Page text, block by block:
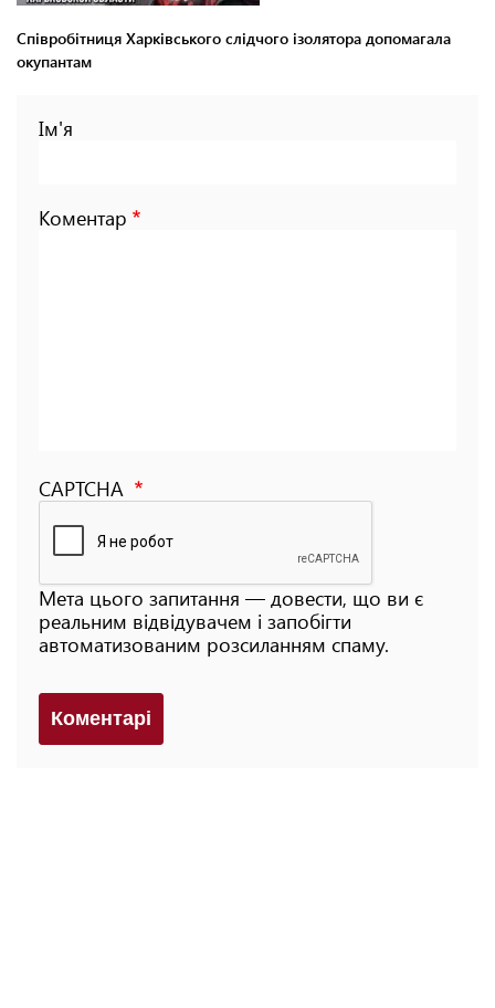
Співробітниця Харківського слідчого ізолятора допомагала
окупантам
Ім'я
Коментар
CAPTCHA
Мета цього запитання — довести, що ви є
реальним відвідувачем і запобігти
автоматизованим розсиланням спаму.
Коментарi